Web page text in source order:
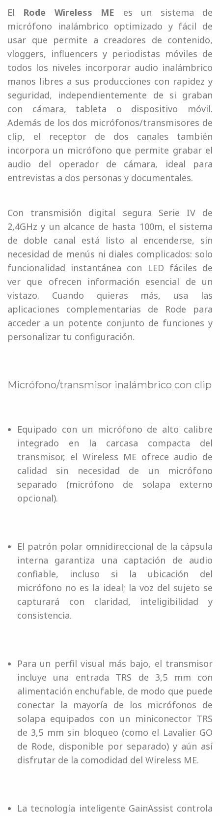
El Rode Wireless ME es un sistema de
micrófono inalámbrico optimizado y fácil de
usar que permite a creadores de contenido,
vloggers, influencers y periodistas móviles de
todos los niveles incorporar audio inalámbrico
manos libres a sus producciones con rapidez y
seguridad, independientemente de si graban
con cámara, tableta o dispositivo móvil.
Además de los dos micrófonos/transmisores de
clip, el receptor de dos canales también
incorpora un micrófono que permite grabar el
audio del operador de cámara, ideal para
entrevistas a dos personas y documentales.
Con transmisión digital segura Serie IV de
2,4GHz y un alcance de hasta 100m, el sistema
de doble canal está listo al encenderse, sin
necesidad de menús ni diales complicados: solo
funcionalidad instantánea con LED fáciles de
ver que ofrecen información esencial de un
vistazo. Cuando quieras más, usa las
aplicaciones complementarias de Rode para
acceder a un potente conjunto de funciones y
personalizar tu configuración.
Micrófono/transmisor inalámbrico con clip
Equipado con un micrófono de alto calibre
integrado en la carcasa compacta del
transmisor, el Wireless ME ofrece audio de
calidad sin necesidad de un micrófono
separado (micrófono de solapa externo
opcional).
El patrón polar omnidireccional de la cápsula
interna garantiza una captación de audio
confiable, incluso si la ubicación del
micrófono no es la ideal; la voz del sujeto se
capturará con claridad, inteligibilidad y
consistencia.
Para un perfil visual más bajo, el transmisor
incluye una entrada TRS de 3,5 mm con
alimentación enchufable, de modo que puede
conectar la mayoría de los micrófonos de
solapa equipados con un miniconector TRS
de 3,5 mm sin bloqueo (como el Lavalier GO
de Rode, disponible por separado) y aún así
disfrutar de la comodidad del Wireless ME.
La tecnología inteligente GainAssist controla